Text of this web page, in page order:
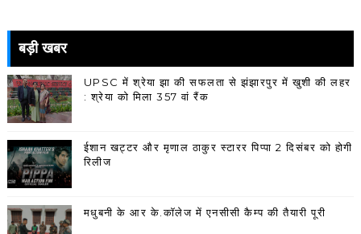
बड़ी खबर
UPSC में श्रेया झा की सफलता से झंझारपुर में खुशी की लहर
: श्रेया को मिला 357 वां रैंक
ईशान खट्टर और मृणाल ठाकुर स्टारर पिप्पा 2 दिसंबर को होगी
रिलीज
मधुबनी के आर के.कॉलेज में एनसीसी कैम्प की तैयारी पूरी